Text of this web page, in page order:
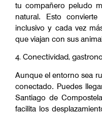
tu compañero peludo
natural. Esto
inclusivo y cada vez
que viajan con sus
4. Conectividad,
Aunque el entorno sea
conectado. Puedes
Santiago de
facilita los